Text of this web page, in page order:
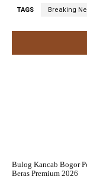
TAGS Breaking
Bulog Kancab Bogor
Beras Premium 2026